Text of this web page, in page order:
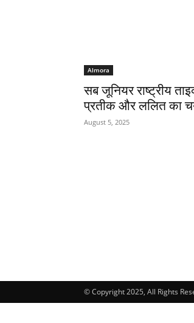
Almora
सब जूनियर राष्ट्रीय
प्रतीक और ललित का
August 5, 2025
© Copyright 2025, All Rights